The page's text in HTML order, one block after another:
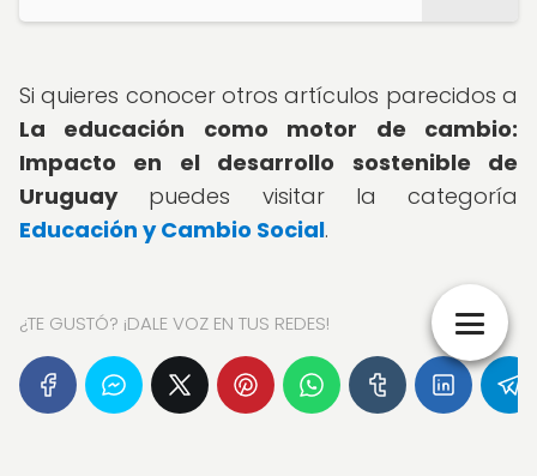
Si quieres conocer otros artículos parecidos a
La educación como motor de cambio:
Impacto en el desarrollo sostenible de
Uruguaypuedes visitar la categoría
Educación y Cambio Social.
¿TE GUSTÓ? ¡DALE VOZ EN TUS REDES!